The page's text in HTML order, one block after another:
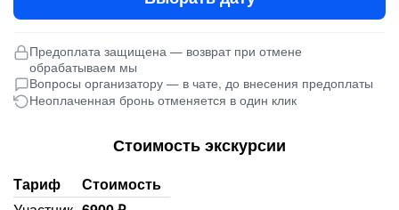
Предоплата защищена — возврат при отмене
обрабатываем мы
Вопросы организатору — в чате, до внесения предоплаты
Неоплаченная бронь отменяется в один клик
Стоимость экскурсии
Тариф
Стоимость